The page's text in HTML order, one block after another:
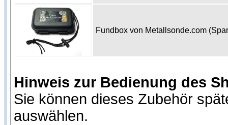
Fundbox von Metallsonde.com
Hinweis zur Bedienung des
Sie können dieses Zubehör
auswählen.